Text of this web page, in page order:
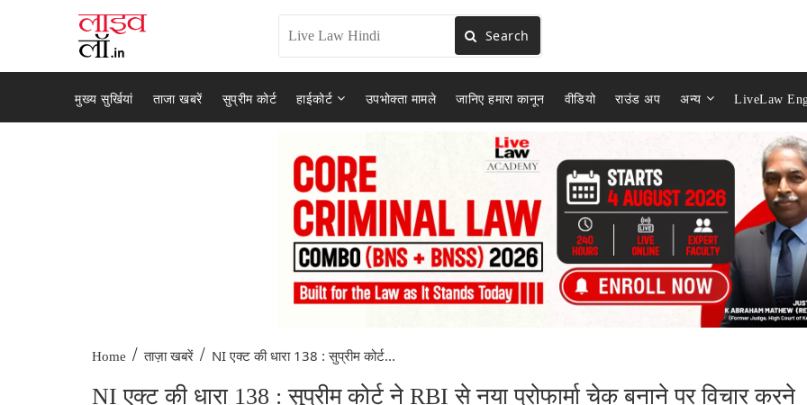
Search
मुख्य सुर्खियां ताजा खबरें सुप्रीम कोर्ट हाईकोर्ट उपभोक्ता मामले जानिए हमारा कानून वीडियो राउंड अप अन्य LiveLaw
Home / ताज़ा खबरें / NI एक्ट की धारा 138 : सुप्रीम कोर्ट...
NI एक्ट की धारा 138 : सुप्रीम कोर्ट ने RBI से नया प्रोफार्मा चेक बनाने पर विचार करने